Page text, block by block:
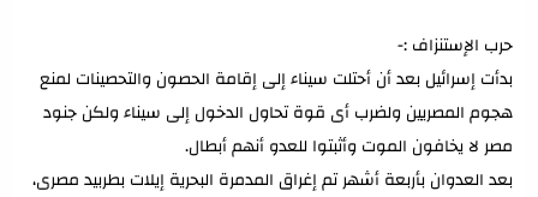
حرب الإستنزاف :-
بدأت إسرائيل بعد أن أحتلت سيناء إلى إقامة الحصون والتحصينات لمنع
هجوم المصريين ولضرب أى قوة تحاول الدخول إلى سيناء ولكن جنود
مصر لا يخافون الموت وأثبتوا للعدو أنهم أبطال.
بعد العدوان بأربعة أشهر تم إغراق المدمرة البحرية إيلات بطربيد مصرى،